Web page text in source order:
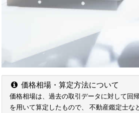
価格相場・算定方法について
価格相場は、過去の取引データに対して回
を用いて算定したもので、 不動産鑑定士な